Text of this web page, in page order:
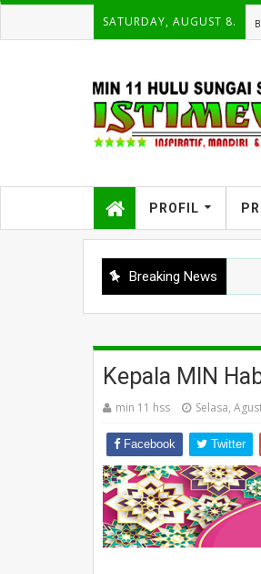
SATURDAY, AUGUST 8.
PROFIL
Breaking News
Kepala MIN
min 11 hss Selasa,
Facebook Twitter